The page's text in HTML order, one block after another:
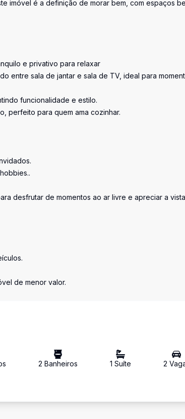
imóvel é a definição de morar bem, com espaços
e privativo para relaxar
entre sala de jantar e sala de TV, ideal para
funcionalidade e estilo.
perfeito para quem ama cozinhar.
desfrutar de momentos ao ar livre e apreciar a vista
de menor valor.
s 2 Banheiros 1 Suíte 2